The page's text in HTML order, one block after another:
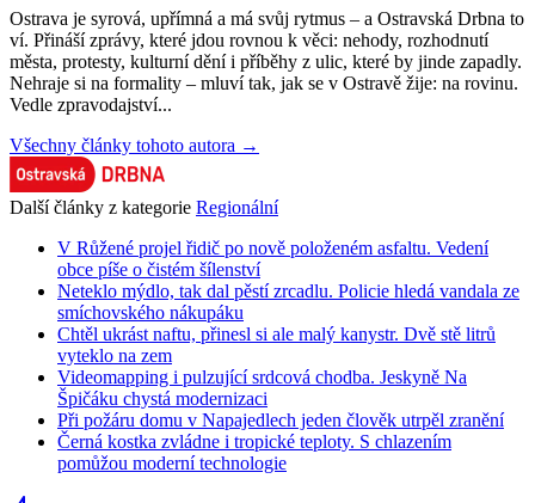
Ostrava je syrová, upřímná a má svůj rytmus – a Ostravská Drbna to
ví. Přináší zprávy, které jdou rovnou k věci: nehody, rozhodnutí
města, protesty, kulturní dění i příběhy z ulic, které by jinde zapadly.
Nehraje si na formality – mluví tak, jak se v Ostravě žije: na rovinu.
Vedle zpravodajství...
Všechny články tohoto autora →
Další články z kategorie Regionální
V Růžené projel řidič po nově položeném asfaltu. Vedení
obce píše o čistém šílenství
Neteklo mýdlo, tak dal pěstí zrcadlu. Policie hledá vandala ze
smíchovského nákupáku
Chtěl ukrást naftu, přinesl si ale malý kanystr. Dvě stě litrů
vyteklo na zem
Videomapping i pulzující srdcová chodba. Jeskyně Na
Špičáku chystá modernizaci
Při požáru domu v Napajedlech jeden člověk utrpěl zranění
Černá kostka zvládne i tropické teploty. S chlazením
pomůžou moderní technologie